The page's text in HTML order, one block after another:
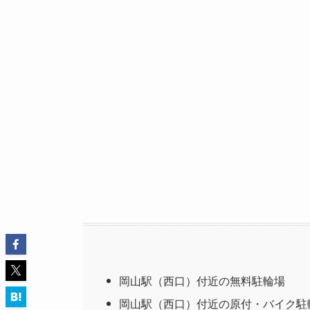
岡山駅（西口）付近の無料駐輪場
岡山駅（西口）付近の原付・バイク駐